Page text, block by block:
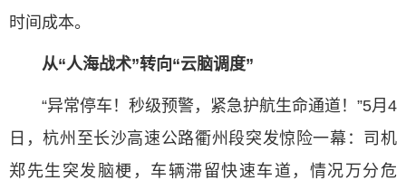
时间成本。
从“人海战术”转向“云脑调度”
“异常停车！秒级预警，紧急护航生命通道！”5月4
日，杭州至长沙高速公路衢州段突发惊险一幕：司机
郑先生突发脑梗，车辆滞留快速车道，情况万分危